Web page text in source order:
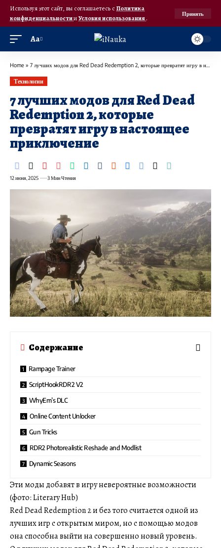
Используя этот сайт, вы соглашаетесь с Политика
конфиденциальностииУсловия использования.
Принять
Аа
Home » 7 лучших модов для Red Dead Redemption 2, которые превратят игру в настоящее приключение
Технологии
7 лучших модов для Red Dead
Redemption 2, которые
превратят игру в настоящее
приключение
12 июня, 2025 3 Мин Чтения
Содержание
Rampage Trainer
ScriptHookRDR2 V2
WhyEm’s DLC
Online Content Unlocker
Gun Tricks
RDR2 Photorealistic Reshade and Modlist
Dynamic Seasons
Эти моды добавят в игру невероятные возможности
(фото: Literary Hub)
Red Dead Redemption 2 и без того считается одной из
лучших игр с открытым миром, но с помощью модов
она способна выйти на совершенно новый уровень.